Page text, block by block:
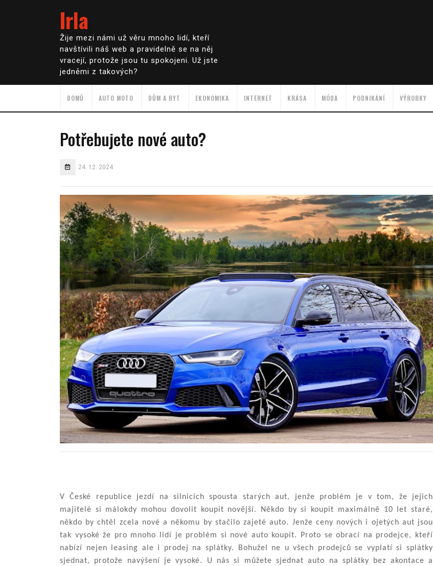
Irla
Žije mezi námi už věru mnoho lidí, kteří
navštívili náš web a pravidelně se na něj
vracejí, protože jsou tu spokojeni. Už jste
jedněmi z takových?
DOMŮ AUTO MOTO DŮM A BYT EKONOMIKA INTERNET KRÁSA MÓDA PODNIKÁNÍ VÝROBKY
Potřebujete nové auto?
24. 12. 2024
V České republice jezdí na silnicích spousta starých aut, jenže problém je v tom, že jejich
majitelé si málokdy mohou dovolit koupit novější. Někdo by si koupit maximálně 10 let staré,
někdo by chtěl zcela nové a někomu by stačilo zajeté auto. Jenže ceny nových i ojetých aut jsou
tak vysoké že pro mnoho lidí je problém si nové auto koupit. Proto se obrací na prodejce, kteří
nabízí nejen leasing ale i prodej na splátky. Bohužel ne u všech prodejců se vyplatí si splátky
sjednat, protože navýšení je vysoké. U nás si můžete sjednat auto na splátky bez akontace a